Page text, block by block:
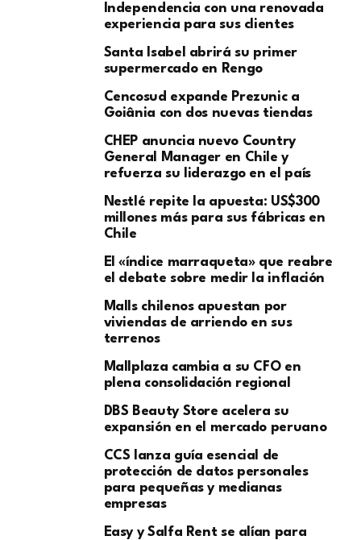
Independencia con una renovada
experiencia para sus clientes
Santa Isabel abrirá su primer
supermercado en Rengo
Cencosud expande Prezunic a
Goiânia con dos nuevas tiendas
CHEP anuncia nuevo Country
General Manager en Chile y
refuerza su liderazgo en el país
Nestlé repite la apuesta: US$300
millones más para sus fábricas en
Chile
El «índice marraqueta» que reabre
el debate sobre medir la inflación
Malls chilenos apuestan por
viviendas de arriendo en sus
terrenos
Mallplaza cambia a su CFO en
plena consolidación regional
DBS Beauty Store acelera su
expansión en el mercado peruano
CCS lanza guía esencial de
protección de datos personales
para pequeñas y medianas
empresas
Easy y Salfa Rent se alían para